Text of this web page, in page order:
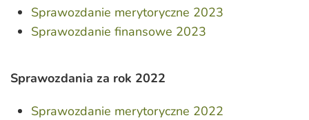
Sprawozdanie merytoryczne 2023
Sprawozdanie finansowe 2023
Sprawozdania za rok 2022
Sprawozdanie merytoryczne 2022